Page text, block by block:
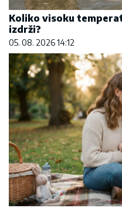
Koliko visoku
izdrži?
05. 08. 2026 14:12